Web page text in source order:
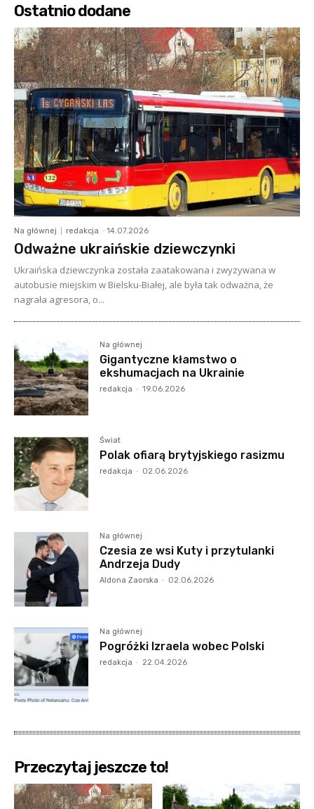
Ostatnio dodane
Na głównej redakcja - 14.07.2026
Odważne ukraińskie dziewczynki
Ukraińska dziewczynka została zaatakowana i zwyzywana w
autobusie miejskim w Bielsku-Białej, ale była tak odważna, że
nagrała agresora, o...
Na głównej
Gigantyczne kłamstwo o
ekshumacjach na Ukrainie
redakcja - 19.06.2026
Świat
Polak ofiarą brytyjskiego rasizmu
redakcja - 02.06.2026
Na głównej
Czesia ze wsi Kuty i przytulanki
Andrzeja Dudy
Aldona Zaorska - 02.06.2026
Na głównej
Pogróżki Izraela wobec Polski
redakcja - 22.04.2026
Przeczytaj jeszcze to!